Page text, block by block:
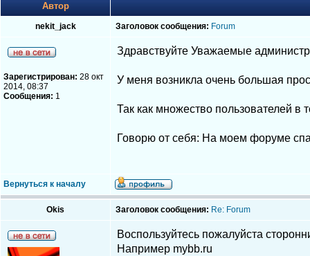
Автор
nekit_jack Заголовок сообщения: Forum
Зарегистрирован: 28 окт
2014, 08:37
Сообщения: 1
Здравствуйте Уважаемые
У меня возникла очень большая
Так как множество пользователей в
Говорю от себя: На моем форуме
Вернуться к началу
Okis Заголовок сообщения: Re: Forum
Воспользуйтесь пожалуйста
Например mybb.ru